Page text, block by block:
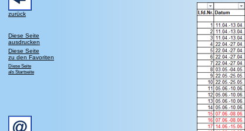
zurück
Diese Seite
ausdrucken
Diese Seite
zu den Favoriten
Diese Seite
als Startseite